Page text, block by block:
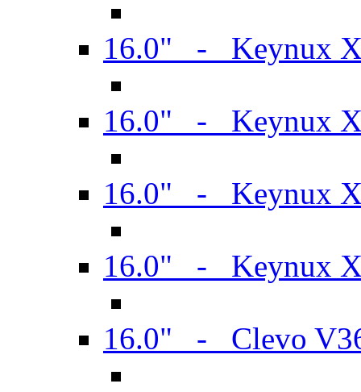
16.0" - Keynux
16.0" - Keynux
16.0" - Keynux
16.0" - Keynux
16.0" - Clevo